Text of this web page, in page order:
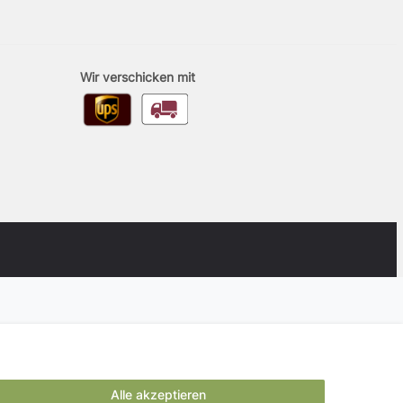
Wir verschicken mit
Alle akzeptieren